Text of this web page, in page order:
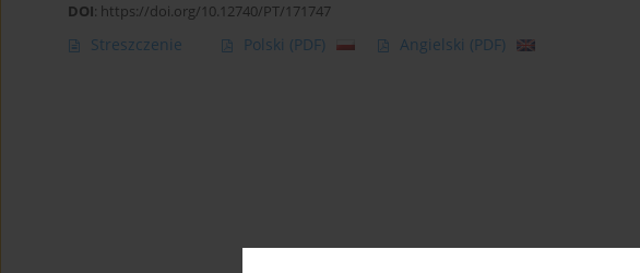
DOI: https://doi.org/10.12740/PT/171747
Streszczenie Polski (PDF) Angielski (PDF)